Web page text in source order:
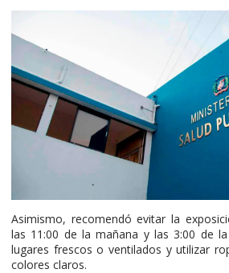
Asimismo, recomendó evitar la
las 11:00 de la mañana y las 3:00 de
lugares frescos o ventilados y utilizar
colores claros.